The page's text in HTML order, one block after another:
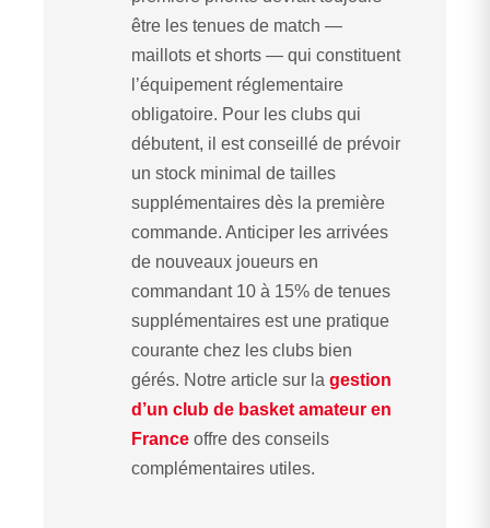
être les tenues de match —
maillots et shorts — qui constituent
l’équipement réglementaire
obligatoire. Pour les clubs qui
débutent, il est conseillé de prévoir
un stock minimal de tailles
supplémentaires dès la première
commande. Anticiper les arrivées
de nouveaux joueurs en
commandant 10 à 15% de tenues
supplémentaires est une pratique
courante chez les clubs bien
gérés. Notre article sur la gestion
d’un club de basket amateur en
France offre des conseils
complémentaires utiles.